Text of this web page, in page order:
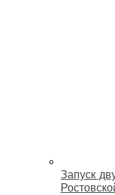
Запуск